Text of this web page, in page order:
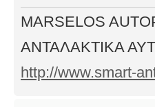
MARSELOS
ΑΝΤΑΛΑΚΤΙΚΑ
http://www.smart-